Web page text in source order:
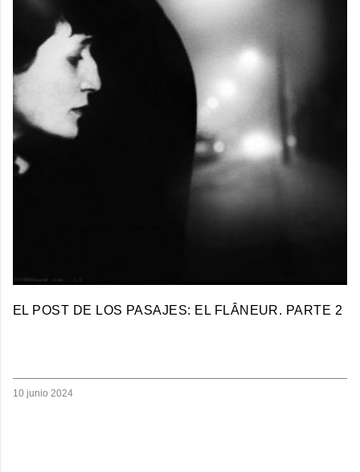
EL POST DE LOS PASAJES: EL FLÂNEUR. PARTE 2
10 junio 2024